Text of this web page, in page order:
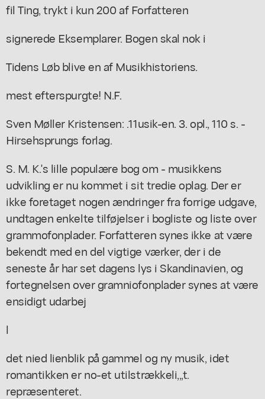
fil Ting, trykt i kun 200 af Forfatteren
signerede Eksemplarer. Bogen skal nok i
Tidens Løb blive en af Musikhistoriens.
mest efterspurgte! N.F.
Sven Møller Kristensen: .11usik-en. 3. opl., 110 s. -
Hirsehsprungs forlag.
S. M. K.'s lille populære bog om - musikkens
udvikling er nu kommet i sit tredie oplag. Der er
ikke foretaget nogen ændringer fra forrige udgave,
undtagen enkelte tilføjelser i bogliste og liste over
grammofonplader. Forfatteren synes ikke at være
bekendt med en del vigtige værker, der i de
seneste år har set dagens lys i Skandinavien, og
fortegnelsen over gramniofonplader synes at være
ensidigt udarbej
l
det nied lienblik på gammel og ny musik, idet
romantikken er no-et utilstrækkeli,,,t.
repræsenteret.